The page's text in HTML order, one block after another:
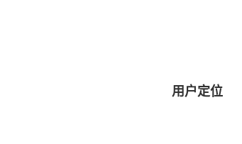
用户定位